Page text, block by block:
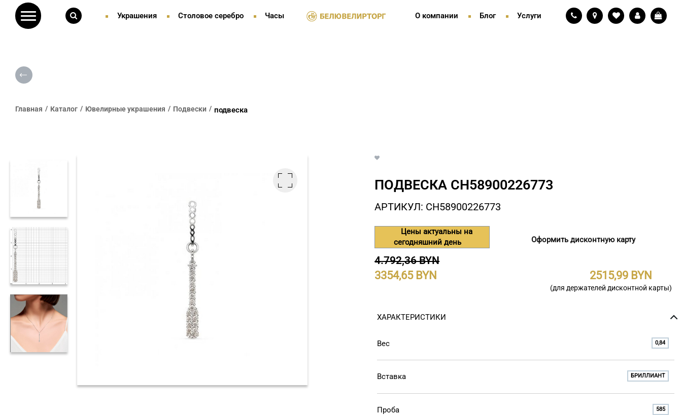
Украшения Столовое серебро Часы О компании Блог Услуги
Главная Каталог Ювелирные украшения Подвески подвеска
ПОДВЕСКА СH58900226773
АРТИКУЛ: СH58900226773
Цены актуальны на
сегодняшний день
Оформить дисконтную карту
4.792,36 BYN
3354,65 2515,99
(для держателей дисконтной карты)
ХАРАКТЕРИСТИКИ
Вес 0,84
Вставка БРИЛЛИАНТ
Проба 585